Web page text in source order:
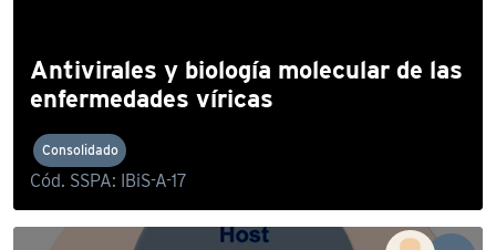
Antivirales y biología molecular de las
enfermedades víricas
Consolidado
Cód. SSPA: IBiS-A-17